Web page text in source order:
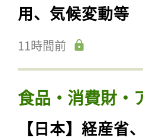
用、気候変動等
11時間前
食品・消費財・
【日本】経産省